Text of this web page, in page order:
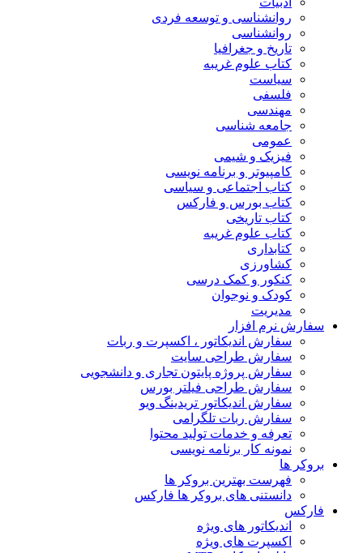
روانشناسی و توسعه فردی
روانشناسی
تاریخ و جغرافیا
کتاب علوم غریبه
سیاست
فلسفی
مهندسی
جامعه شناسی
عمومی
فیزیک و شیمی
کامپیوتر و برنامه نویسی
کتاب اجتماعی و سیاسی
کتاب بورس و فارکس
کتاب تاریخی
کتاب علوم غریبه
کتابداری
کشاورزی
کنکور و کمک‌ درسی
کودک و نوجوان
مدیریت
سفارش نرم افزار
سفارش اندیکاتور ، اکسپرت و ربات
سفارش طراحی سایت
سفارش پروژه پایتون تجاری و دانشجویی
سفارش طراحی فیلتر بورس
سفارش اندیکاتور تریدینگ ویو
سفارش ربات تلگرامی
تعرفه و خدمات تولید محتوا
نمونه کار برنامه نویسی
بروکر ها
فهرست بهترین بروکر ها
دانستنی های بروکر ها فارکس
فارکس
اندیکاتور های ویژه
اکسپرت های ویژه